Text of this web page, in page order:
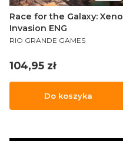
Race for the Galaxy: Xeno
Invasion ENG
PRODUCENT
RIO GRANDE GAMES
Cena
104,95 zł
Do koszyka